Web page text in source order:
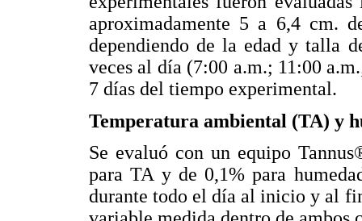
aproximadamente 5 a 6,4 cm.
dependiendo de la edad y talla
veces al día (7:00 a.m.; 11:00
7 días del tiempo experimental.
Temperatura ambiental (TA) y
Se evaluó con un equipo
para TA y de 0,1% para
durante todo el día al inicio y al